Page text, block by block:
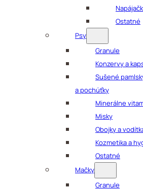
Ostatné
Psy
Granule
Konzervy a
Sušené
a pochúťky
Minerálne
Misky
Obojky a
Kozmetika a
Ostatné
Mačky
Granule